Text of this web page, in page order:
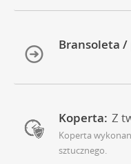
Bransoleta /
Koperta: Z
Koperta
sztucznego.